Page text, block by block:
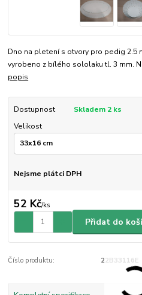
Dno na pletení s otvory pro pedig 2.5
vyrobeno z bílého sololaku tl. 3 mm.
popis
Dostupnost
Skladem 2 ks
Velikost
Nejsme plátci DPH
52 Kč/ks
Přidat do
Číslo produktu: 22B33116E